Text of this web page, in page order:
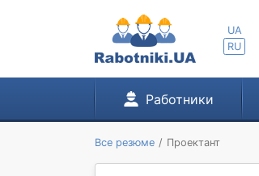
UA
RU
Работники
Все резюме Проектант